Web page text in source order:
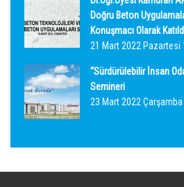
Doğru Beton
Konuşmacı Olarak
21 Mart 2022 Pazartesi
“Sürdürülebilir İnsan
Semineri
23 Mart 2022